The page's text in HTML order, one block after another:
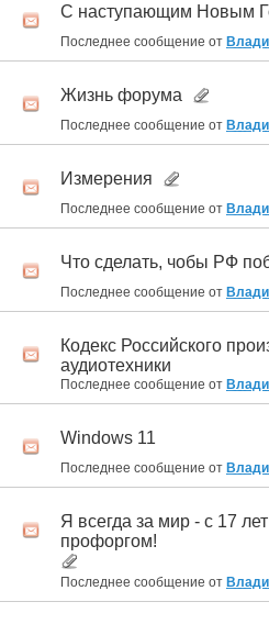
С наступающим Новым
Последнее сообщение от
Жизнь форума
Последнее сообщение от
Измерения
Последнее сообщение от
Что сделать, чобы РФ
Последнее сообщение от
Кодекс Российского
аудиотехники
Последнее сообщение от
Windows 11
Последнее сообщение от
Я всегда за мир - с 17
профоргом!
Последнее сообщение от